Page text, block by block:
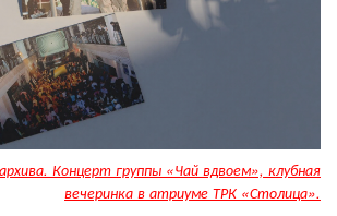
Концерт группы «Чай вдвоем», клубная
вечеринка в атриуме ТРК «Столица».